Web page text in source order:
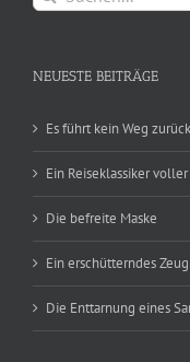
nach:
NEUESTE BEITRÄGE
Es führt kein Weg zurück
Ein Reiseklassiker
Die befreite Maske
Ein erschütterndes
Die Enttarnung eines